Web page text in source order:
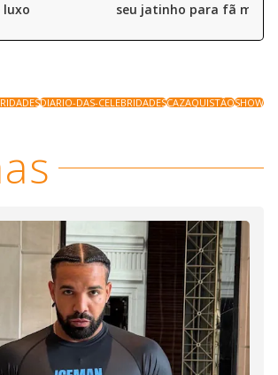
luxo
seu jatinho para fã mirim
DIARIO-DAS-CELEBRIDADESCAZAQUISTÃOSHOW